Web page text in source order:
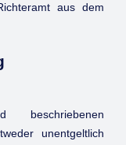
aus dem
unentgeltlich